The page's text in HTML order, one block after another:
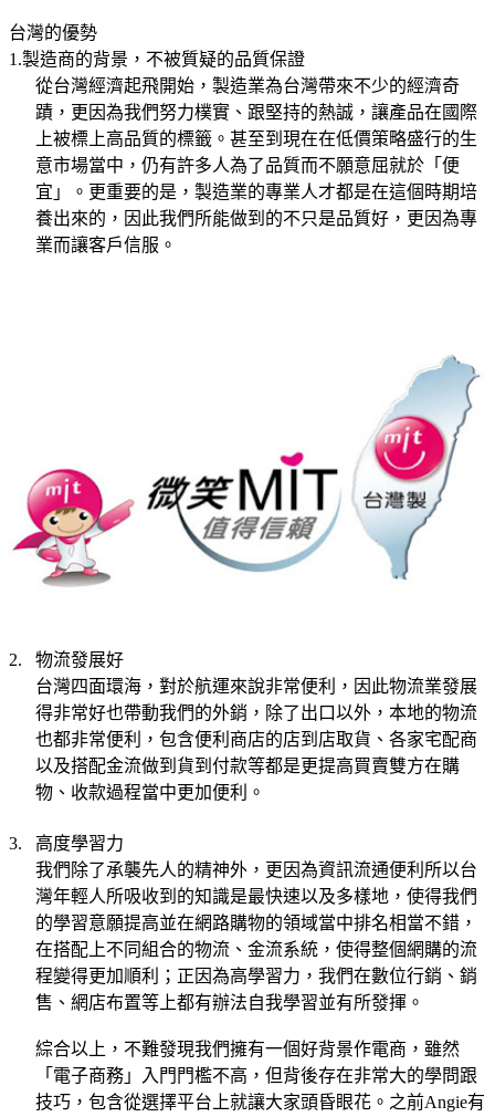
台灣的優勢
1.製造商的背景，不被質疑的品質保證
從台灣經濟起飛開始，製造業為台灣帶來不少的經濟奇
蹟，更因為我們努力樸實、跟堅持的熱誠，讓產品在國際
上被標上高品質的標籤。甚至到現在在低價策略盛行的生
意市場當中，仍有許多人為了品質而不願意屈就於「便
宜」。更重要的是，製造業的專業人才都是在這個時期培
養出來的，因此我們所能做到的不只是品質好，更因為專
業而讓客戶信服。
2.
物流發展好
台灣四面環海，對於航運來說非常便利，因此物流業發展
得非常好也帶動我們的外銷，除了出口以外，本地的物流
也都非常便利，包含便利商店的店到店取貨、各家宅配商
以及搭配金流做到貨到付款等都是更提高買賣雙方在購
物、收款過程當中更加便利。
3.
高度學習力
我們除了承襲先人的精神外，更因為資訊流通便利所以台
灣年輕人所吸收到的知識是最快速以及多樣地，使得我們
的學習意願提高並在網路購物的領域當中排名相當不錯，
在搭配上不同組合的物流、金流系統，使得整個網購的流
程變得更加順利；正因為高學習力，我們在數位行銷、銷
售、網店布置等上都有辦法自我學習並有所發揮。
綜合以上，不難發現我們擁有一個好背景作電商，雖然
「電子商務」入門門檻不高，但背後存在非常大的學問跟
技巧，包含從選擇平台上就讓大家頭昏眼花。之前Angie有